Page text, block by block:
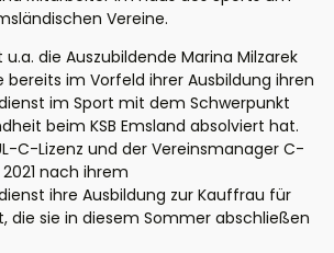
Vereine.
die Auszubildende Marina Milzarek
bereits im Vorfeld ihrer Ausbildung ihren
im Sport mit dem Schwerpunkt
beim KSB Emsland absolviert hat.
C-Lizenz und der Vereinsmanager C-
nach ihrem
ihre Ausbildung zur Kauffrau für
die sie in diesem Sommer abschließen